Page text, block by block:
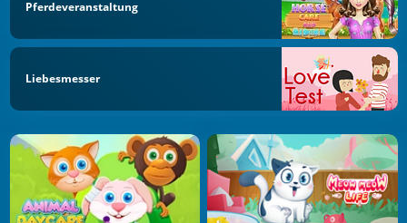
Pferdeveranstaltung
Liebesmesser